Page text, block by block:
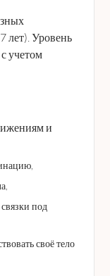
лет). Уровень
учетом
и
под
своё тело